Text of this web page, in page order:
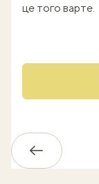
це того варте.
Назад